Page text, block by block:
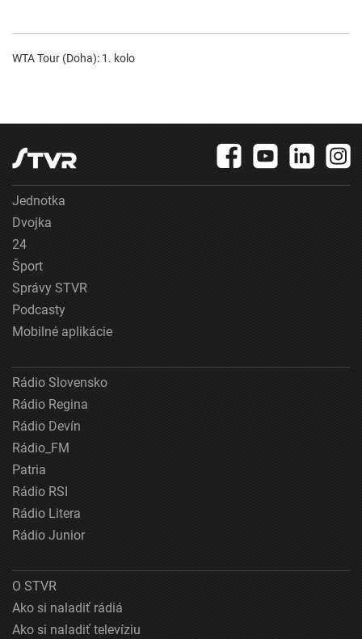
WTA Tour (Doha): 1. kolo
Jednotka
Dvojka
24
Šport
Správy STVR
Podcasty
Mobilné aplikácie
Rádio Slovensko
Rádio Regina
Rádio Devín
Rádio_FM
Patria
Rádio RSI
Rádio Litera
Rádio Junior
O STVR
Ako si naladiť rádiá
Ako si naladiť televíziu